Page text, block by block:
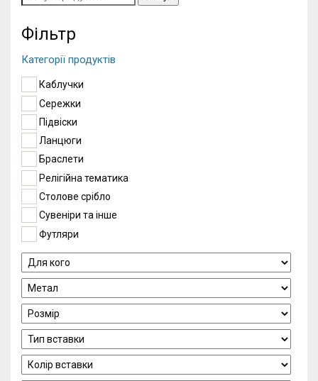
за
запитом:
Фільтр
Категорії продуктів
Каблучки
Сережки
Підвіски
Ланцюги
Браслети
Релігійна тематика
Столове срібло
Сувеніри та інше
Футляри